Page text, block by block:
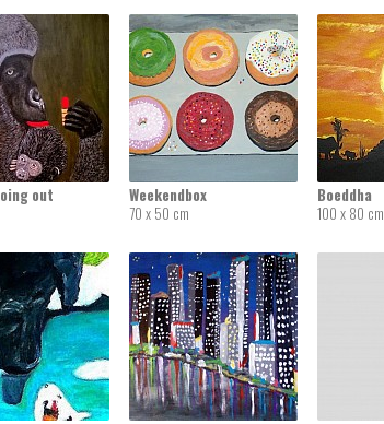
out
Weekendbox
70 x 50 cm
Boeddha
100 x 80 cm